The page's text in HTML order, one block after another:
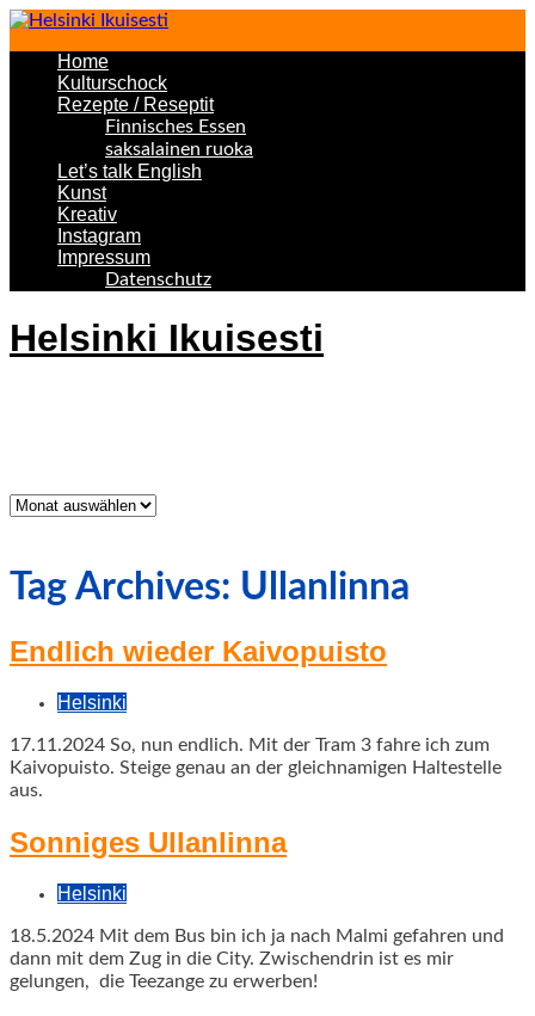
Home
Kulturschock
Rezepte / Reseptit
Finnisches Essen
saksalainen ruoka
Let’s talk English
Kunst
Kreativ
Instagram
Impressum
Datenschutz
Helsinki Ikuisesti
Was
Tag Archives: Ullanlinna
Endlich wieder Kaivopuisto
Helsinki
17.11.2024 So, nun endlich. Mit der Tram 3 fahre ich zum
Kaivopuisto. Steige genau an der gleichnamigen Haltestelle
aus.
Sonniges Ullanlinna
Helsinki
18.5.2024 Mit dem Bus bin ich ja nach Malmi gefahren und
dann mit dem Zug in die City. Zwischendrin ist es mir
gelungen, die Teezange zu erwerben!